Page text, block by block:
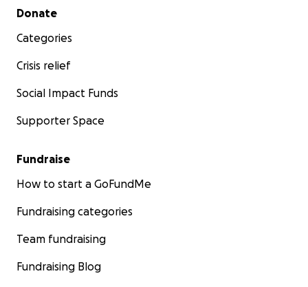
Secondary menu
Donate
Categories
Crisis relief
Social Impact Funds
Supporter Space
Fundraise
How to start a GoFundMe
Fundraising categories
Team fundraising
Fundraising Blog